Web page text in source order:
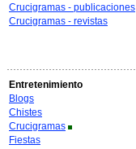
Crucigramas - publicaciones
Crucigramas - revistas
Entretenimiento
Blogs
Chistes
Crucigramas
Fiestas